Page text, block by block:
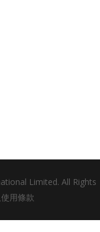
Limited. All Rights
用條款